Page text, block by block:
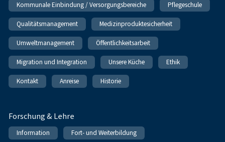
Kommunale Einbindung / Versorgungsbereiche Pflegeschule
Qualitätsmanagement Medizinproduktesicherheit
Umweltmanagement Öffentlichkeitsarbeit
Migration und Integration Unsere Küche Ethik
Kontakt Anreise Historie
Forschung & Lehre
Information Fort- und Weiterbildung